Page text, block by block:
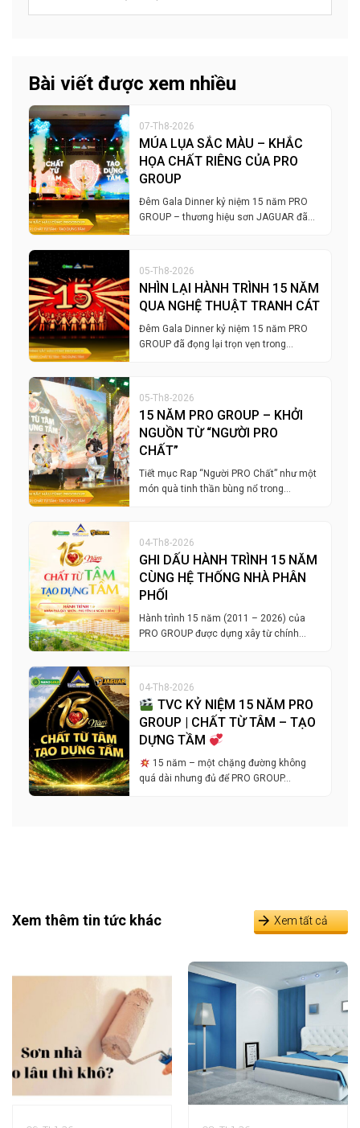
Bài viết được xem nhiều
07-Th8-2026
MÚA LỤA SẮC MÀU – KHẮC
HỌA CHẤT RIÊNG CỦA PRO
GROUP
Đêm Gala Dinner kỷ niệm 15 năm PRO
GROUP – thương hiệu sơn JAGUAR đã…
05-Th8-2026
NHÌN LẠI HÀNH TRÌNH 15 NĂM
QUA NGHỆ THUẬT TRANH CÁT
Đêm Gala Dinner kỷ niệm 15 năm PRO
GROUP đã đọng lại trọn vẹn trong…
05-Th8-2026
15 NĂM PRO GROUP – KHỞI
NGUỒN TỪ “NGƯỜI PRO
CHẤT”
Tiết mục Rap “Người PRO Chất” như một
món quà tinh thần bùng nổ trong…
04-Th8-2026
GHI DẤU HÀNH TRÌNH 15 NĂM
CÙNG HỆ THỐNG NHÀ PHÂN
PHỐI
Hành trình 15 năm (2011 – 2026) của
PRO GROUP được dựng xây từ chính…
04-Th8-2026
TVC KỶ NIỆM 15 NĂM PRO
GROUP | CHẤT TỪ TÂM – TẠO
DỰNG TẦM
15 năm – một chặng đường không
quá dài nhưng đủ để PRO GROUP…
Xem thêm tin tức khác Xem tất cả